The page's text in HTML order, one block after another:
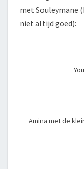
met Souleymane
niet altijd goed):
Amina met de